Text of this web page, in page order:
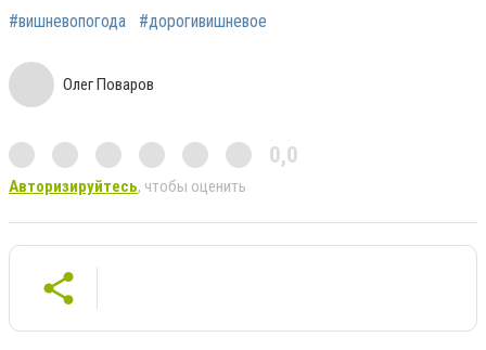
#вишневопогода
#дорогивишневое
Олег Поваров
0,0
Авторизируйтесь, чтобы оценить